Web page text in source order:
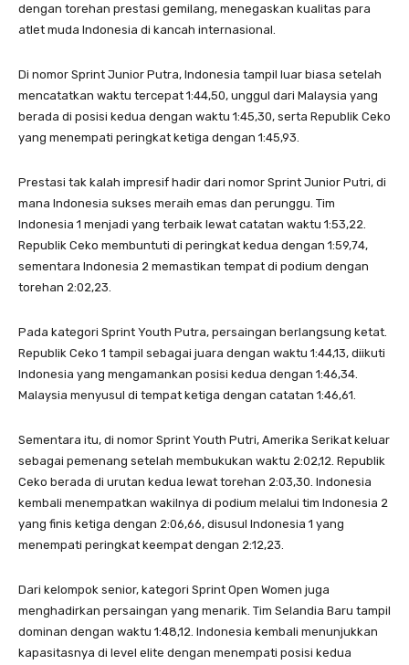
dengan torehan prestasi gemilang, menegaskan kualitas para
atlet muda Indonesia di kancah internasional.
Di nomor Sprint Junior Putra, Indonesia tampil luar biasa setelah
mencatatkan waktu tercepat 1:44,50, unggul dari Malaysia yang
berada di posisi kedua dengan waktu 1:45,30, serta Republik Ceko
yang menempati peringkat ketiga dengan 1:45,93.
Prestasi tak kalah impresif hadir dari nomor Sprint Junior Putri, di
mana Indonesia sukses meraih emas dan perunggu. Tim
Indonesia 1 menjadi yang terbaik lewat catatan waktu 1:53,22.
Republik Ceko membuntuti di peringkat kedua dengan 1:59,74,
sementara Indonesia 2 memastikan tempat di podium dengan
torehan 2:02,23.
Pada kategori Sprint Youth Putra, persaingan berlangsung ketat.
Republik Ceko 1 tampil sebagai juara dengan waktu 1:44,13, diikuti
Indonesia yang mengamankan posisi kedua dengan 1:46,34.
Malaysia menyusul di tempat ketiga dengan catatan 1:46,61.
Sementara itu, di nomor Sprint Youth Putri, Amerika Serikat keluar
sebagai pemenang setelah membukukan waktu 2:02,12. Republik
Ceko berada di urutan kedua lewat torehan 2:03,30. Indonesia
kembali menempatkan wakilnya di podium melalui tim Indonesia 2
yang finis ketiga dengan 2:06,66, disusul Indonesia 1 yang
menempati peringkat keempat dengan 2:12,23.
Dari kelompok senior, kategori Sprint Open Women juga
menghadirkan persaingan yang menarik. Tim Selandia Baru tampil
dominan dengan waktu 1:48,12. Indonesia kembali menunjukkan
kapasitasnya di level elite dengan menempati posisi kedua